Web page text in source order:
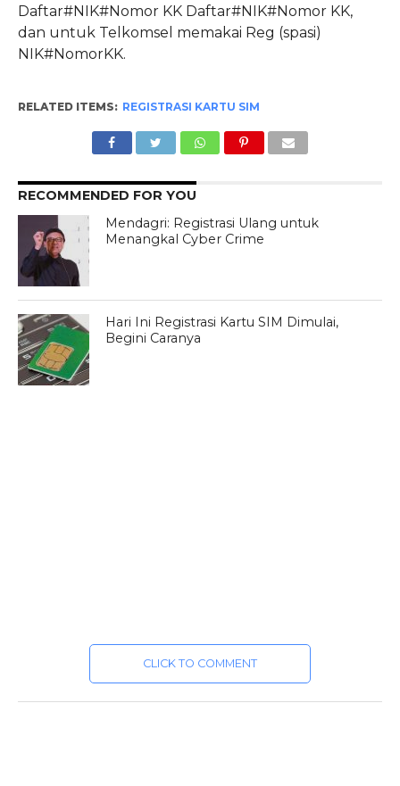
Daftar#NIK#Nomor KK Daftar#NIK#Nomor KK,
dan untuk Telkomsel memakai Reg (spasi)
NIK#NomorKK.
RELATED ITEMS: REGISTRASI KARTU SIM
RECOMMENDED FOR YOU
Mendagri: Registrasi Ulang untuk
Menangkal Cyber Crime
Hari Ini Registrasi Kartu SIM Dimulai,
Begini Caranya
CLICK TO COMMENT